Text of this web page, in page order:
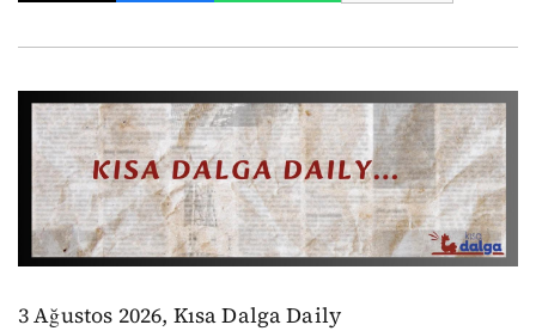
3 Ağustos 2026, Kısa Dalga Daily